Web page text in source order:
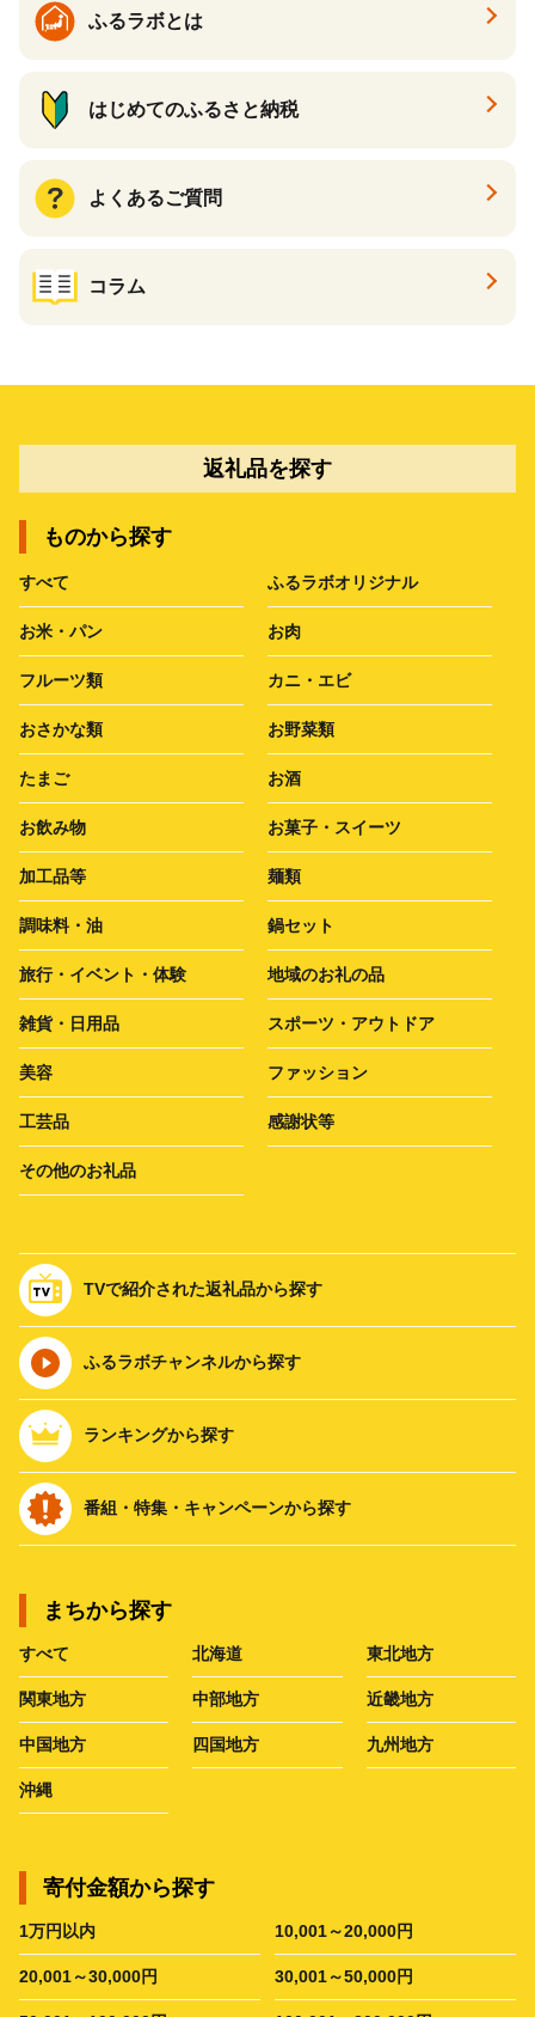
ふるラボとは
はじめてのふるさと納税
よくあるご質問
コラム
返礼品を探す
ものから探す
すべて ふるラボオリジナル
お米・パン お肉
フルーツ類 カニ・エビ
おさかな類 お野菜類
たまご お酒
お飲み物 お菓子・スイーツ
加工品等 麺類
調味料・油 鍋セット
旅行・イベント・体験 地域のお礼の品
雑貨・日用品 スポーツ・アウトドア
美容 ファッション
工芸品 感謝状等
その他のお礼品
TVで紹介された返礼品から探す
ふるラボチャンネルから探す
ランキングから探す
番組・特集・キャンペーンから探す
まちから探す
すべて 北海道 東北地方
関東地方 中部地方 近畿地方
中国地方 四国地方 九州地方
沖縄
寄付金額から探す
1万円以内 10,001～20,000円
20,001～30,000円 30,001～50,000円